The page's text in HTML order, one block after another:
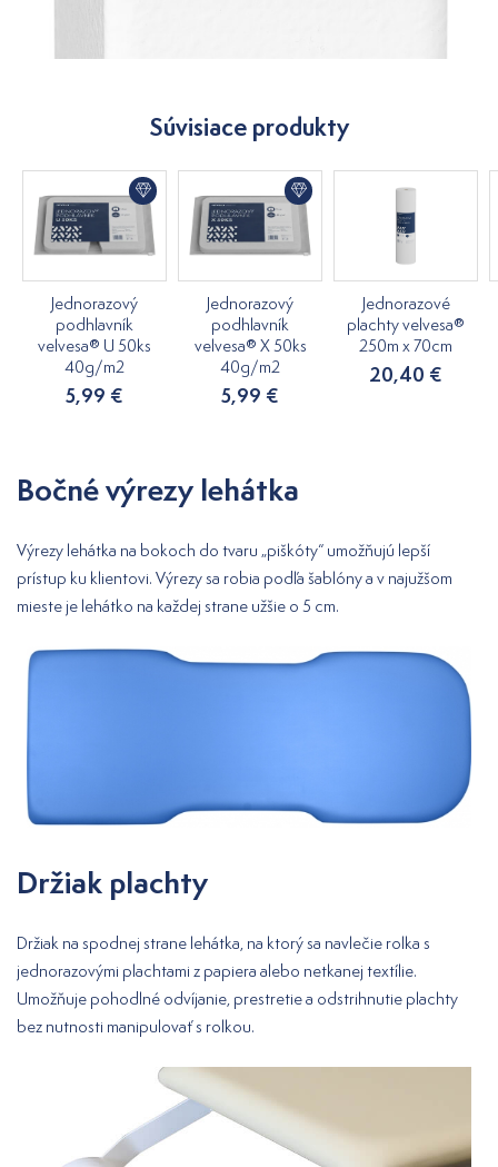
Súvisiace produkty
Jednorazový
podhlavník
velvesa® U 50ks
40g/m2
5,99 €
Jednorazový
podhlavník
velvesa® X 50ks
40g/m2
5,99 €
Jednorazové
plachty velvesa®
250m x 70cm
20,40 €
Bočné výrezy lehátka
Výrezy lehátka na bokoch do tvaru „piškóty“ umožňujú lepší
prístup ku klientovi. Výrezy sa robia podľa šablóny a v najužšom
mieste je lehátko na každej strane užšie o 5 cm.
Držiak plachty
Držiak na spodnej strane lehátka, na ktorý sa navlečie rolka s
jednorazovými plachtami z papiera alebo netkanej textílie.
Umožňuje pohodlné odvíjanie, prestretie a odstrihnutie plachty
bez nutnosti manipulovať s rolkou.